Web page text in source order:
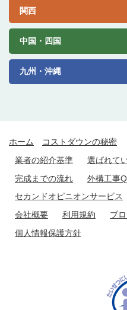
関西
中国・四国
九州・沖縄
ホーム コストダウンの秘密
業者の紹介基準
選ばれて
完成までの流れ
外構工事
セカンドオピニオンサービス
会社概要
利用規約 ブ
個人情報保護方針